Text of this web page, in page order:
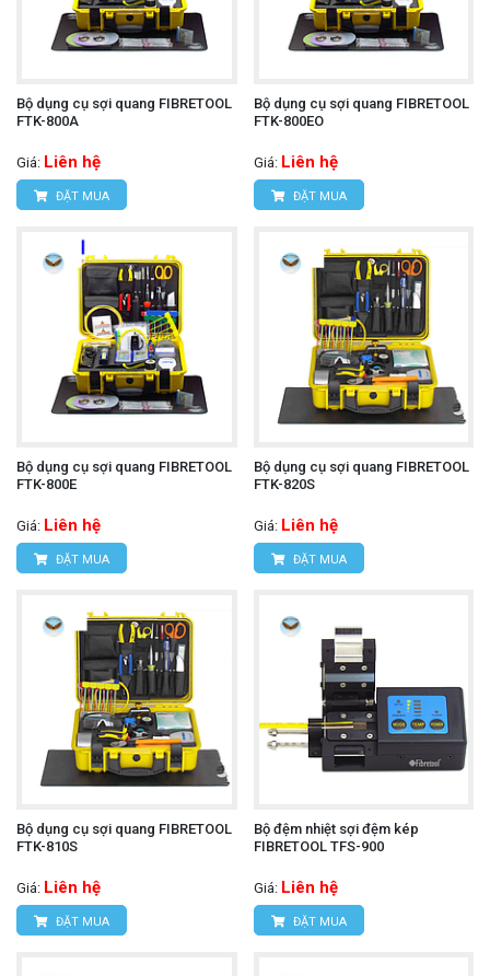
Bộ dụng cụ sợi quang FIBRETOOL
FTK-800A
Giá: Liên hệ
ĐẶT MUA
Bộ dụng cụ sợi quang FIBRETOOL
FTK-800EO
Giá: Liên hệ
ĐẶT MUA
Bộ dụng cụ sợi quang FIBRETOOL
FTK-800E
Giá: Liên hệ
ĐẶT MUA
Bộ dụng cụ sợi quang FIBRETOOL
FTK-820S
Giá: Liên hệ
ĐẶT MUA
Bộ dụng cụ sợi quang FIBRETOOL
FTK-810S
Giá: Liên hệ
ĐẶT MUA
Bộ đệm nhiệt sợi đệm kép
FIBRETOOL TFS-900
Giá: Liên hệ
ĐẶT MUA